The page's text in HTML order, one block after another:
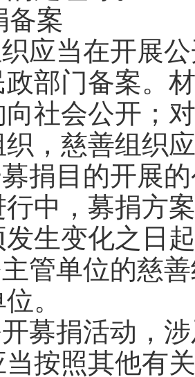
备案
应当在开展
部门备案。
向社会公开；
，慈善组织
捐目的开展
中，募捐方
发生变化之日
管单位的慈
。
募捐活动，
当按照其他有